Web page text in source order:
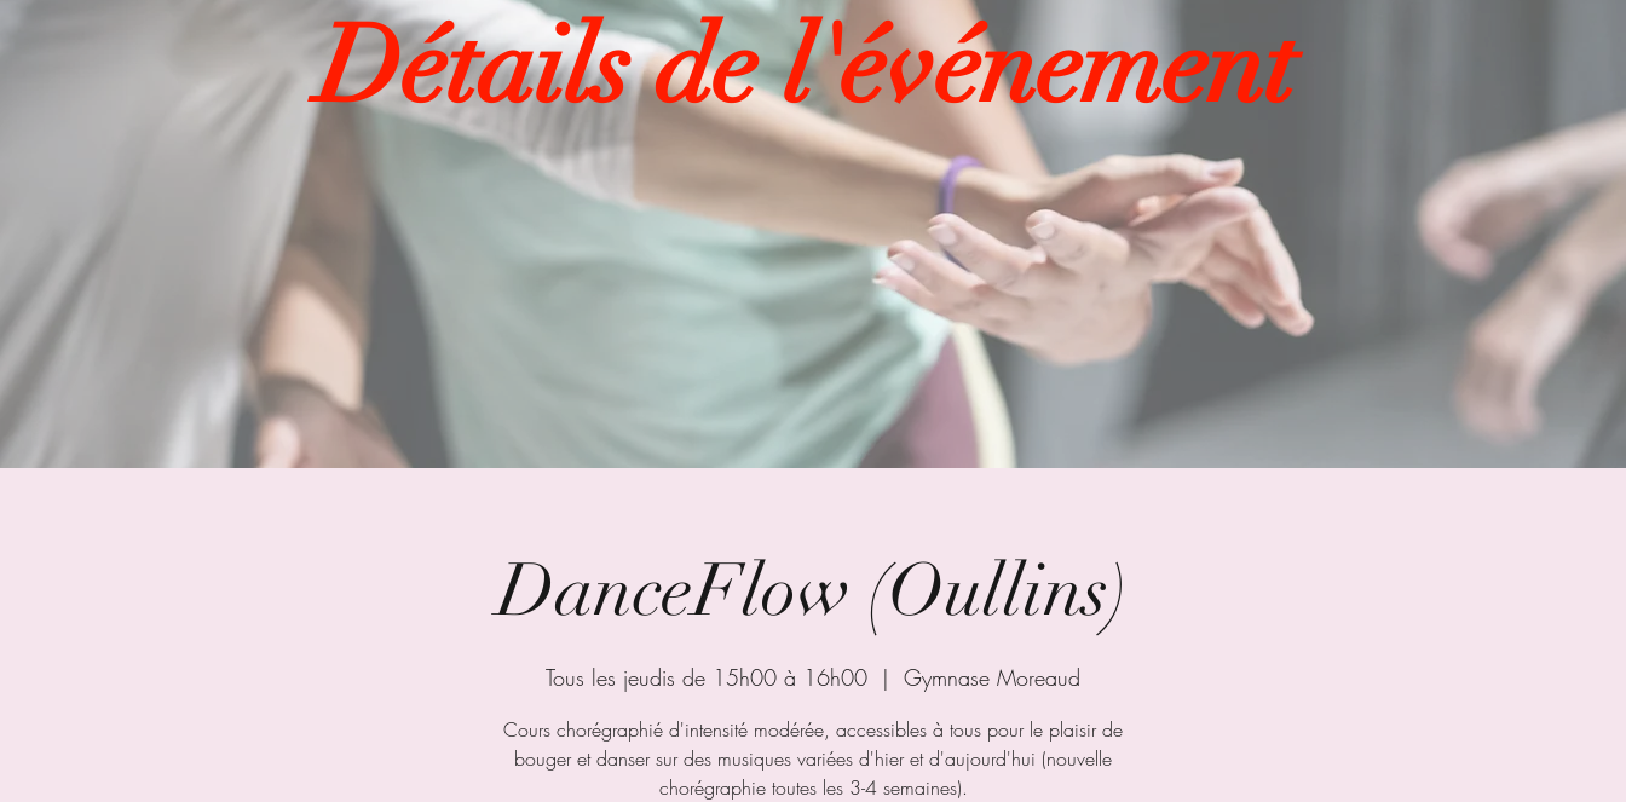
Détails de l'événement
DanceFlow (Oullins)
Tous les jeudis de 15h00 à 16h00
  |
Gymnase Moreaud
Cours chorégraphié d'intensité modérée, accessibles à tous pour le plaisir de
bouger et danser sur des musiques variées d'hier et d'aujourd'hui (nouvelle
chorégraphie toutes les 3-4 semaines).